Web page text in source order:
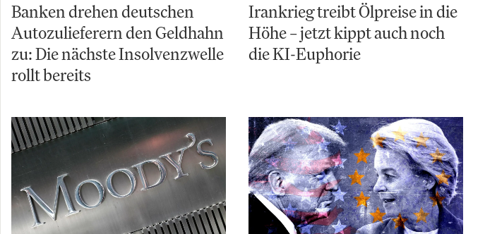
Banken drehen deutschen
Autozulieferern den Geldhahn
zu: Die nächste Insolvenzwelle
rollt bereits
Irankrieg treibt Ölpreise in die
Höhe – jetzt kippt auch noch
die KI-Euphorie